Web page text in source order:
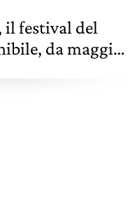
il festival del
da maggio